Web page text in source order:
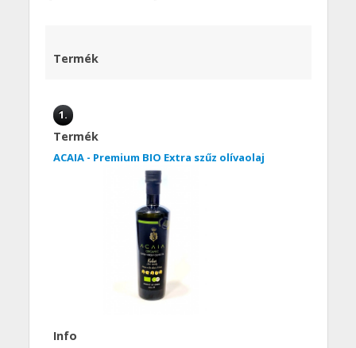
Termék
1.
Termék
ACAIA - Premium BIO Extra szűz olívaolaj
Info